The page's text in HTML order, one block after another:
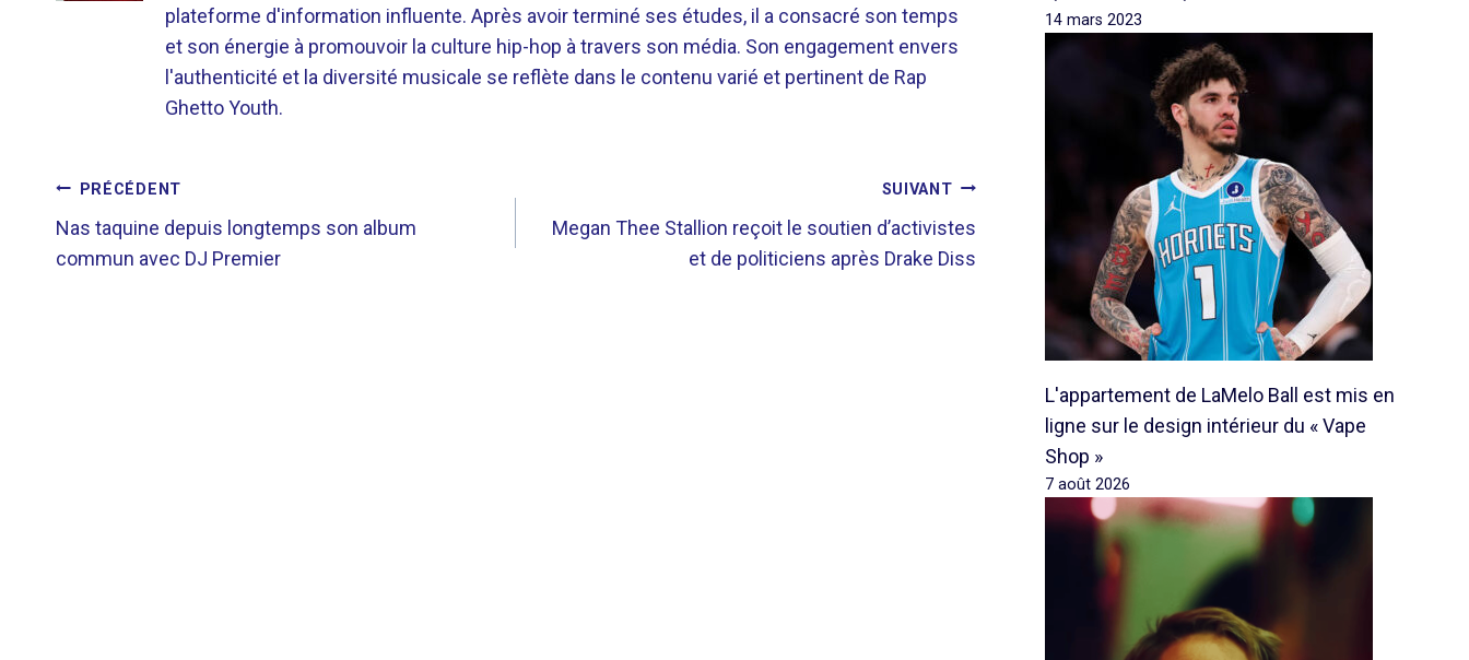
plateforme d'information influente. Après avoir terminé ses études, il a consacré son temps
et son énergie à promouvoir la culture hip-hop à travers son média. Son engagement envers
l'authenticité et la diversité musicale se reflète dans le contenu varié et pertinent de Rap
Ghetto Youth.
NAVIGATION
DE
PRÉCÉDENT
Nas taquine depuis longtemps son album
commun avec DJ Premier
SUIVANT
Megan Thee Stallion reçoit le soutien d’activistes
et de politiciens après Drake Diss
14 mars 2023
L'appartement de LaMelo Ball est mis en
ligne sur le design intérieur du « Vape
Shop »
7 août 2026